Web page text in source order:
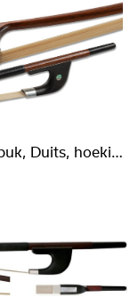
Fernambuk, Duits, hoekige stang